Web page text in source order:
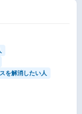
を解消したい人